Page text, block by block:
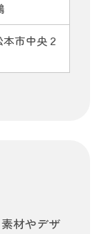
本市中央２
材やデザ